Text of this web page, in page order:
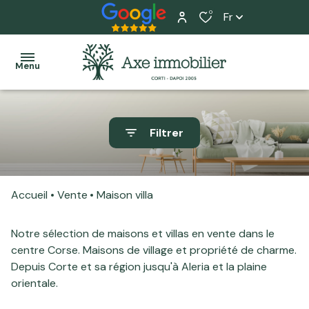
0 Fr
Menu
biens
Maisons
Appartements
Terrains
Locations
biens
Maisons
Appartements
Local
neuf
Actualité
Estimation
Nos
Home
staging
Filtrer
Accueil Vente Maison villa
Notre sélection de maisons et villas en vente dans le
centre Corse. Maisons de village et propriété de charme.
Depuis Corte et sa région jusqu'à Aleria et la plaine
orientale.